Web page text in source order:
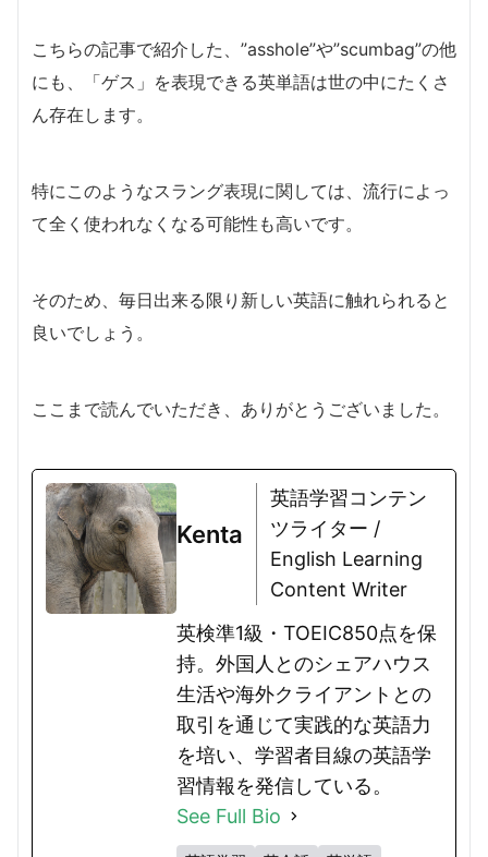
こちらの記事で紹介した、”asshole”や”scumbag”の他
にも、「ゲス」を表現できる英単語は世の中にたくさ
ん存在します。
特にこのようなスラング表現に関しては、流行によっ
て全く使われなくなる可能性も高いです。
そのため、毎日出来る限り新しい英語に触れられると
良いでしょう。
ここまで読んでいただき、ありがとうございました。
Kenta
英語学習コンテン
ツライター /
English Learning
Content Writer
英検準1級・TOEIC850点を保
持。外国人とのシェアハウス
生活や海外クライアントとの
取引を通じて実践的な英語力
を培い、学習者目線の英語学
習情報を発信している。
See Full Bio